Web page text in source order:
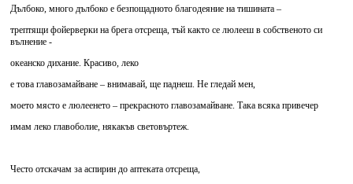
Дълбоко, много дълбоко е безпощадното благодеяние на тишината –
трептящи фойерверки на брега отсреща, тъй както се люлееш в собственото си
вълнение -
океанско дихание. Красиво, леко
е това главозамайване – внимавай, ще паднеш. Не гледай мен,
моето място е люлеенето – прекрасното главозамайване. Така всяка привечер
имам леко главоболие, някакъв световъртеж.
Често отскачам за аспирин до аптеката отсреща,